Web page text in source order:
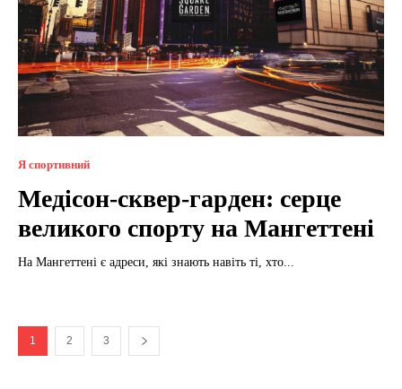
Я спортивний
Медісон-сквер-гарден: серце
великого спорту на Мангеттені
На Мангеттені є адреси, які знають навіть ті, хто...
1 2 3